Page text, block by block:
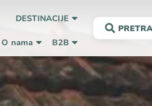
DESTINACIJE
O nama B2B